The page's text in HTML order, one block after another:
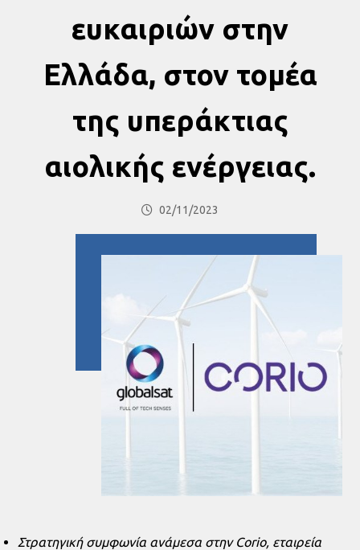
ευκαιριών στην
Ελλάδα, στον τομέα
της υπεράκτιας
αιολικής ενέργειας.
02/11/2023
Στρατηγική συμφωνία ανάμεσα στην Corio, εταιρεία